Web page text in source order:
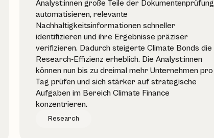
Analyst:innen große Teile der Dokumentenprüfung
automatisieren, relevante
Nachhaltigkeitsinformationen schneller
identifizieren und ihre Ergebnisse präziser
verifizieren. Dadurch steigerte Climate Bonds die
Research-Effizienz erheblich. Die Analyst:innen
können nun bis zu dreimal mehr Unternehmen pro
Tag prüfen und sich stärker auf strategische
Aufgaben im Bereich Climate Finance
konzentrieren.
Research